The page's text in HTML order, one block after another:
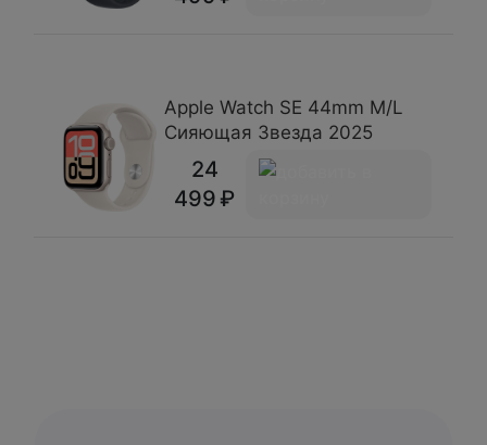
Apple Watch SE 44mm M/L
Сияющая Звезда 2025
24
499